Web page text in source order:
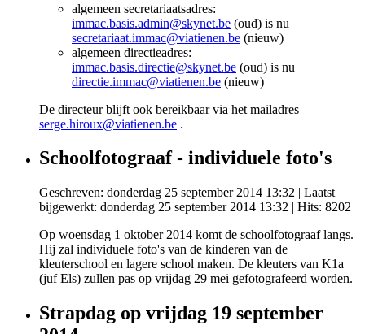
algemeen secretariaatsadres:
immac.basis.admin@skynet.be (oud) is nu
secretariaat.immac@viatienen.be (nieuw)
algemeen directieadres:
immac.basis.directie@skynet.be (oud) is nu
directie.immac@viatienen.be (nieuw)
De directeur blijft ook bereikbaar via het mailadres
serge.hiroux@viatienen.be .
Schoolfotograaf - individuele foto's
Geschreven: donderdag 25 september 2014 13:32 | Laatst
bijgewerkt: donderdag 25 september 2014 13:32 | Hits: 8202
Op woensdag 1 oktober 2014 komt de schoolfotograaf langs.
Hij zal individuele foto's van de kinderen van de
kleuterschool en lagere school maken. De kleuters van K1a
(juf Els) zullen pas op vrijdag 29 mei gefotografeerd worden.
Strapdag op vrijdag 19 september